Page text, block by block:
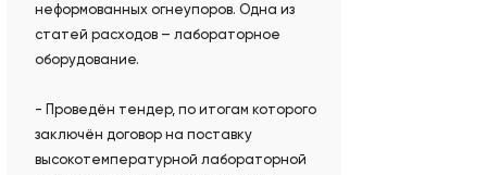
неформованных огнеупоров. Одна из
статей расходов – лабораторное
оборудование.
- Проведён тендер, по итогам которого
заключён договор на поставку
высокотемпературной лабораторной